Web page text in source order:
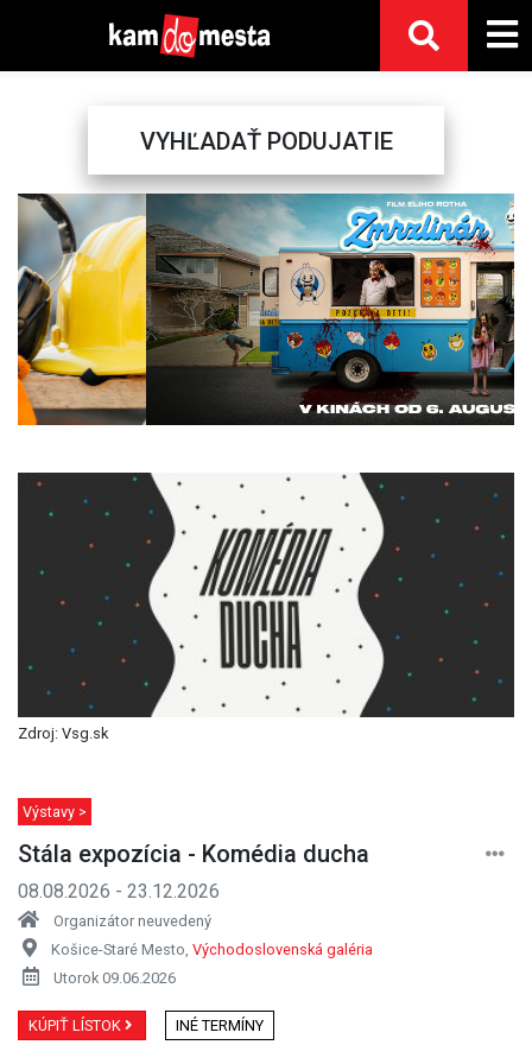
VYHĽADAŤ PODUJATIE
Previous Next
Zdroj: Vsg.sk
Výstavy >
Stála expozícia - Komédia ducha
08.08.2026 - 23.12.2026
Organizátor neuvedený
Košice-Staré Mesto, Východoslovenská galéria
Utorok 09.06.2026
KÚPIŤ LÍSTOK INÉ TERMÍNY